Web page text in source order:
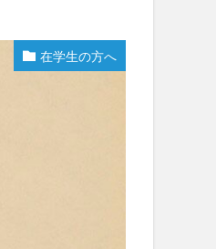
在学生の方へ